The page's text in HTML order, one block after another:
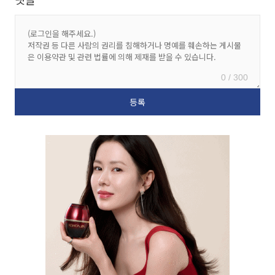
0 / 300